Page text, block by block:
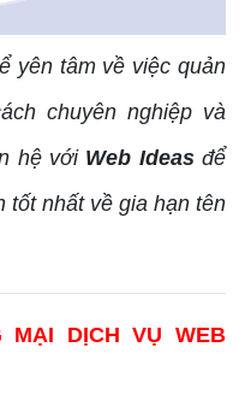
yên tâm về việc quản
chuyên nghiệp và
hệ với Web Ideasđể
nhất về gia hạn tên
MẠI DỊCH VỤ WEB